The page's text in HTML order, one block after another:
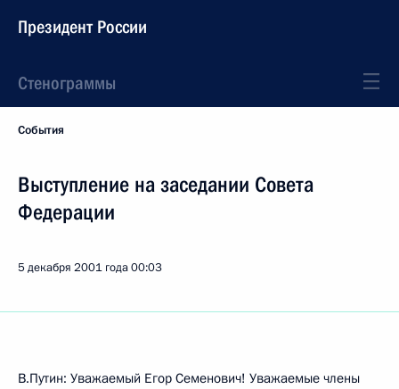
Президент России
Стенограммы
События
Выступление на заседании Совета
Федерации
5 декабря 2001 года00:03
В.Путин: Уважаемый Егор Семенович! Уважаемые члены